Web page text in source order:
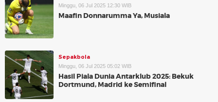
Minggu, 06 Jul 2025 12:30 WIB
Maafin Donnarumma Ya, Musiala
Sepakbola
Minggu, 06 Jul 2025 05:02 WIB
Hasil Piala Dunia Antarklub 2025: Bekuk
Dortmund, Madrid ke Semifinal